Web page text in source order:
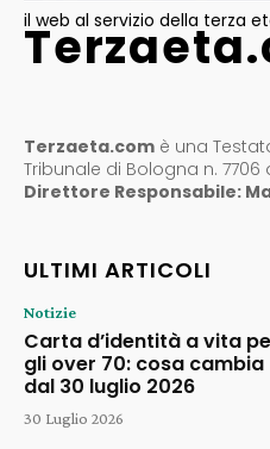
il web al servizio della terza
Terzaeta.com è una
Tribunale di Bologna n. 7706
Direttore Responsabile:
ULTIMI ARTICOLI
Notizie
Carta d’identità a vita
gli over 70: cosa cambia
dal 30 luglio 2026
30 Luglio 2026